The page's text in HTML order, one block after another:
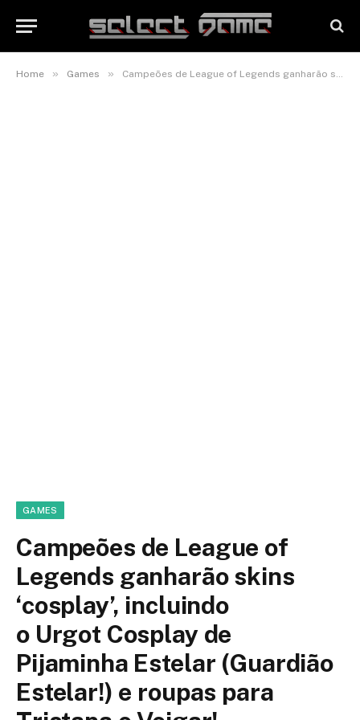
Home » Games » Campeões de League of Legends ganharão skins ‘cosplay’, incluindo o Urgot Cosplay de Pijaminha Estelar (Guardião Estelar!) e roupas para Tristana e Veigar!
GAMES
Campeões de League of
Legends ganharão skins
‘cosplay’, incluindo
o Urgot Cosplay de
Pijaminha Estelar (Guardião
Estelar!) e roupas para